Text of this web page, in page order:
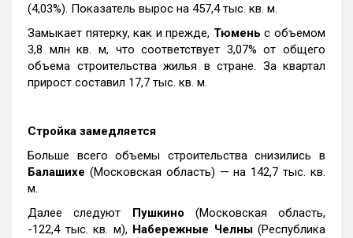
(4,03%). Показатель вырос на 457,4 тыс. кв. м.
Замыкает пятерку, как и прежде, Тюмень с объемом
3,8 млн кв. м, что соответствует 3,07% от общего
объема строительства жилья в стране. За квартал
прирост составил 17,7 тыс. кв. м.
Стройка замедляется
Больше всего объемы строительства снизились в
Балашихе (Московская область) — на 142,7 тыс. кв.
м.
Далее следуют Пушкино (Московская область,
-122,4 тыс. кв. м), Набережные Челны(Республика